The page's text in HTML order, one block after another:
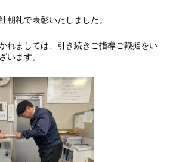
朝礼で表彰いたしました。
れましては、引き続きご指導ご鞭撻をい
います。